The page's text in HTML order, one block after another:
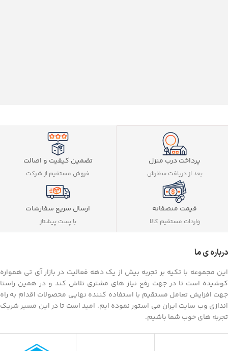
پرداخت درب منزل
بعد از دریافت سفارش
قیمت منصفانه
واردات مستقیم کالا
تضمین کیفیت و اصالت
فروش مستقیم از شرکت
ارسال سریع سفارشات
با پست پیشتاز
درباره ی ما
این مجموعه با تکیه بر تجربه بیش از یک دهه فعالیت در بازار آی تی همواره
کوشیده است تا در جهت رفع نیاز های مشتری تلاش کند و در همین راستا
جهت افزایش تعامل مستقیم با استفاده کننده نهایی محصولات اقدام به راه
اندازی وب سایت ایران می استور نموده ایم. امید است تا در این مسیر شریک
تجربه های خوب شما باشیم.